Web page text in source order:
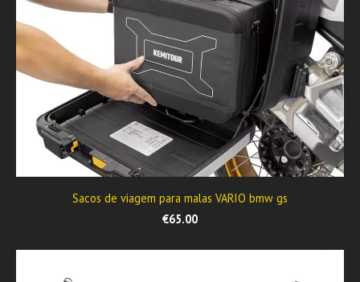
Sacos de viagem para malas VARIO bmw gs
€65.00